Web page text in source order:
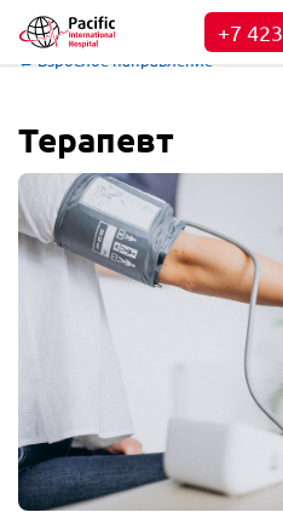
+7 423
← Взрослое направление
Терапевт